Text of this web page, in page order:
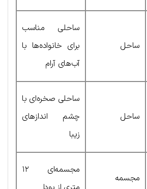
ساحل
ساحلی مناسب
برای خانواده‌ها با
آب‌های آرام
ساحل
ساحلی صخره‌ای با
چشم اندازهای
زیبا
مجسمه
مجسمه‌ای ۱۲